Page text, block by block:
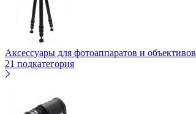
Аксессуары для фотоаппаратов и объективов
21 подкатегория